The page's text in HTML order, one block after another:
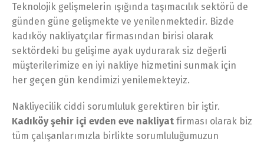
Teknolojik gelişmelerin ışığında taşımacılık sektörü de
günden güne gelişmekte ve yenilenmektedir. Bizde
kadıköy nakliyatçılar firmasından birisi olarak
sektördeki bu gelişime ayak uydurarak siz değerli
müşterilerimize en iyi nakliye hizmetini sunmak için
her geçen gün kendimizi yenilemekteyiz.
Nakliyecilik ciddi sorumluluk gerektiren bir iştir.
Kadıköy şehir içi evden eve nakliyat firması olarak biz
tüm çalışanlarımızla birlikte sorumluluğumuzun